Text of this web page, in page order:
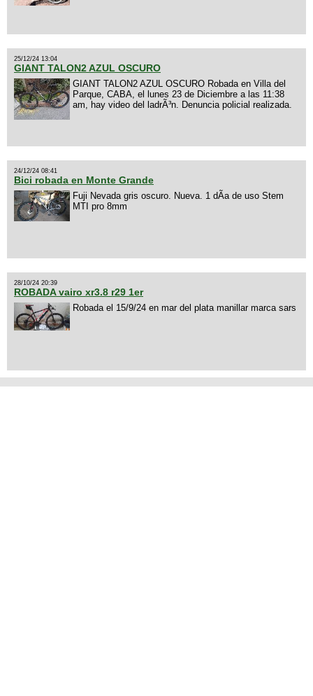
25/12/24 13:04
GIANT TALON2 AZUL OSCURO
GIANT TALON2 AZUL OSCURO Robada en Villa del
Parque, CABA, el lunes 23 de Diciembre a las 11:38
am, hay video del ladrÃ³n. Denuncia policial realizada.
24/12/24 08:41
Bici robada en Monte Grande
Fuji Nevada gris oscuro. Nueva. 1 dÃ­a de uso Stem
MTI pro 8mm
28/10/24 20:39
ROBADA vairo xr3.8 r29 1er
Robada el 15/9/24 en mar del plata manillar marca sars